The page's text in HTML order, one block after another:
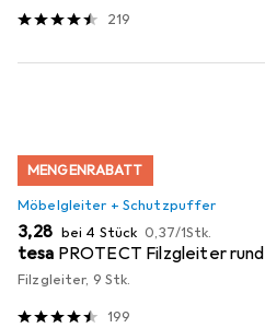
219
MENGENRABATT
Möbelgleiter + Schutzpuffer
EUR
3,28 bei 4 Stück EUR
0,37/1Stk.
tesa PROTECT Filzgleiter rund
Filzgleiter, 9 Stk.
199